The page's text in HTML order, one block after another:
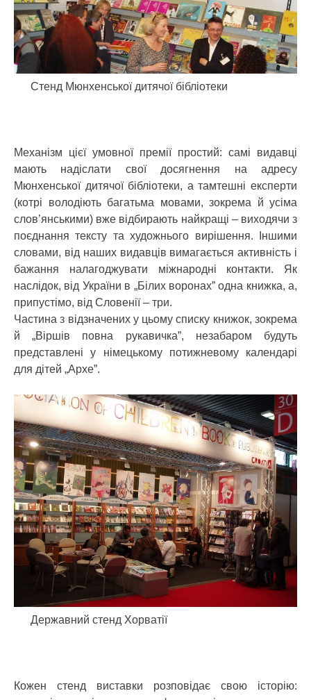
Стенд Мюнхенської дитячої бібліотеки
Механізм цієї умовної премії простий: самі видавці
мають надіслати свої досягнення на адресу
Мюнхенської дитячої бібліотеки, а тамтешні експерти
(котрі володіють багатьма мовами, зокрема й усіма
слов’янськими) вже відбирають найкращі – виходячи з
поєднання тексту та художнього вирішення. Іншими
словами, від наших видавців вимагається активність і
бажання налагоджувати міжнародні контакти. Як
наслідок, від України в „Білих воронах” одна книжка, а,
припустімо, від Словенії – три.
Частина з відзначених у цьому списку книжок, зокрема
й „Віршів повна рукавичка”, незабаром будуть
представлені у німецькому потижневому календарі
для дітей „Архе”.
Державний стенд Хорватії
Кожен стенд виставки розповідає свою історію: